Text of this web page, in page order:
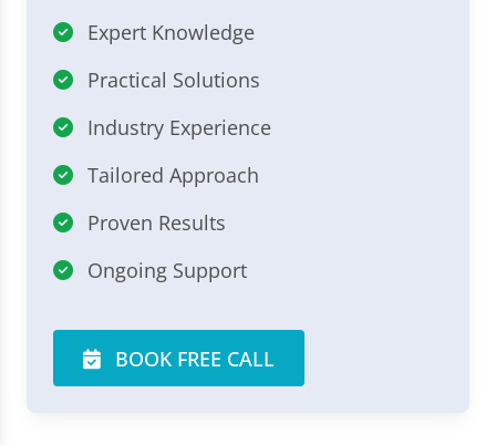
Expert Knowledge
Practical Solutions
Industry Experience
Tailored Approach
Proven Results
Ongoing Support
BOOK FREE CALL